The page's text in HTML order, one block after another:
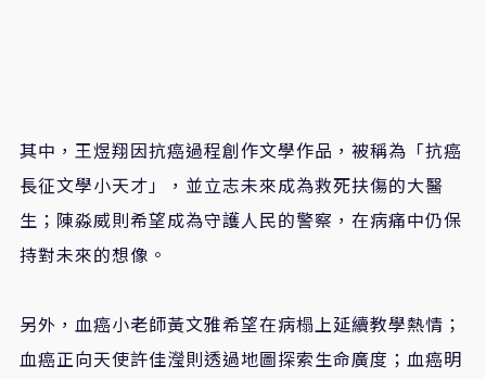
其中，王煜翔因抗癌過程創作文學作品，被稱為「抗癌
長征文學小天才」，並立志未來成為救死扶傷的大醫
生；陳淼威則希望成為守護人民的警察，在病痛中仍保
持對未來的想像。
另外，血癌小老師黃文雅希望在病榻上延續教學熱情；
血癌正向天使許佳瀅則透過地圖探索生命廣度；血癌明